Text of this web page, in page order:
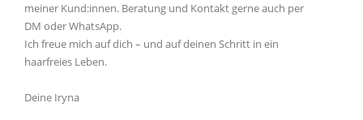
meiner Kund:innen. Beratung und Kontakt gerne auch per
DM oder WhatsApp.
Ich freue mich auf dich – und auf deinen Schritt in ein
haarfreies Leben.
Deine Iryna